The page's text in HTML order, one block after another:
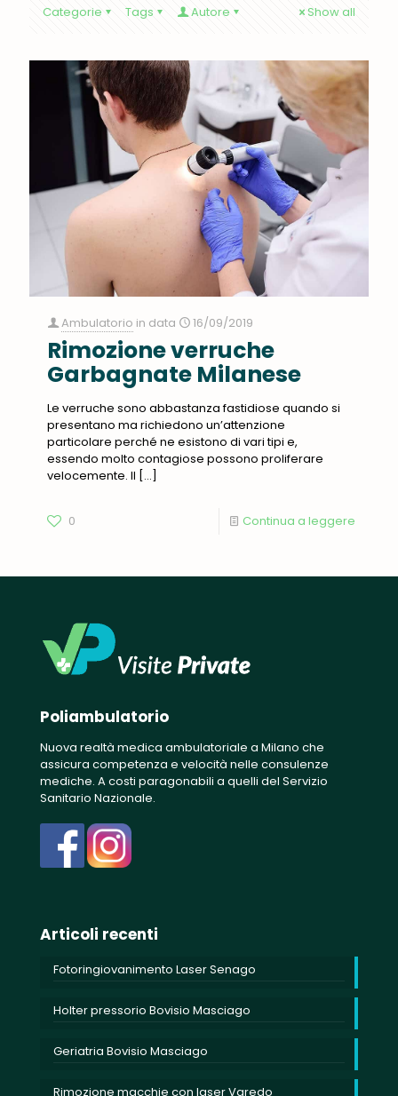
Categorie Tags Autore Show all
Ambulatorio in data 16/09/2019
Rimozione verruche
Garbagnate Milanese
Le verruche sono abbastanza fastidiose quando si
presentano ma richiedono un’attenzione
particolare perché ne esistono di vari tipi e,
essendo molto contagiose possono proliferare
velocemente. Il […]
0 Continua a leggere
Poliambulatorio
Nuova realtà medica ambulatoriale a Milano che
assicura competenza e velocità nelle consulenze
mediche. A costi paragonabili a quelli del Servizio
Sanitario Nazionale.
Articoli recenti
Fotoringiovanimento Laser Senago
Holter pressorio Bovisio Masciago
Geriatria Bovisio Masciago
Rimozione macchie con laser Varedo